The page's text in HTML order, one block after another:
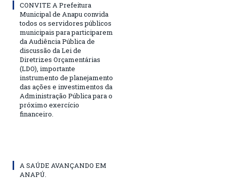
CONVITE A Prefeitura
Municipal de Anapu convida
todos os servidores públicos
municipais para participarem
da Audiência Pública de
discussão da Lei de
Diretrizes Orçamentárias
(LDO), importante
instrumento de planejamento
das ações e investimentos da
Administração Pública para o
próximo exercício
financeiro.
A SAÚDE AVANÇANDO EM
ANAPÚ.